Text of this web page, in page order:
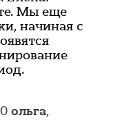
Мы еще
начиная с
ольга,